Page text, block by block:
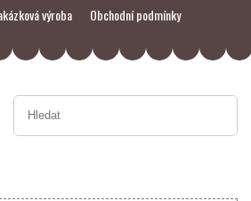
výroba
Obchodní podmínky